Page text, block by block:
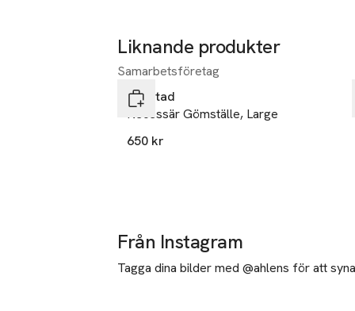
Liknande produkter
Hoppa över bildspelet
Samarbetsföretag
Gyllstad
Necessär Gömställe, Large
650 kr
Från Instagram
Tagga dina bilder med @ahlens för att